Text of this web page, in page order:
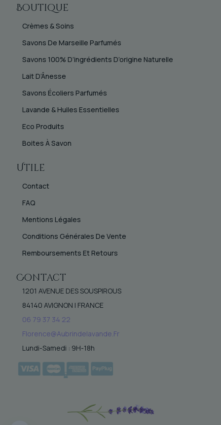
Boutique
Crèmes & Soins
Savons De Marseille Parfumés
Savons 100% D’ingrédients D’origine Naturelle
Lait D’Ânesse
Savons Écoliers Parfumés
Lavande & Huiles Essentielles
Eco Produits
Boites À Savon
Utile
Contact
FAQ
Mentions Légales
Conditions Générales De Vente
Remboursements Et Retours
Contact
1201 AVENUE DES SOUSPIROUS
84140 AVIGNON | FRANCE
06 79 37 34 22
Florence@aubrindelavande.fr
Lundi-Samedi : 9H-18h